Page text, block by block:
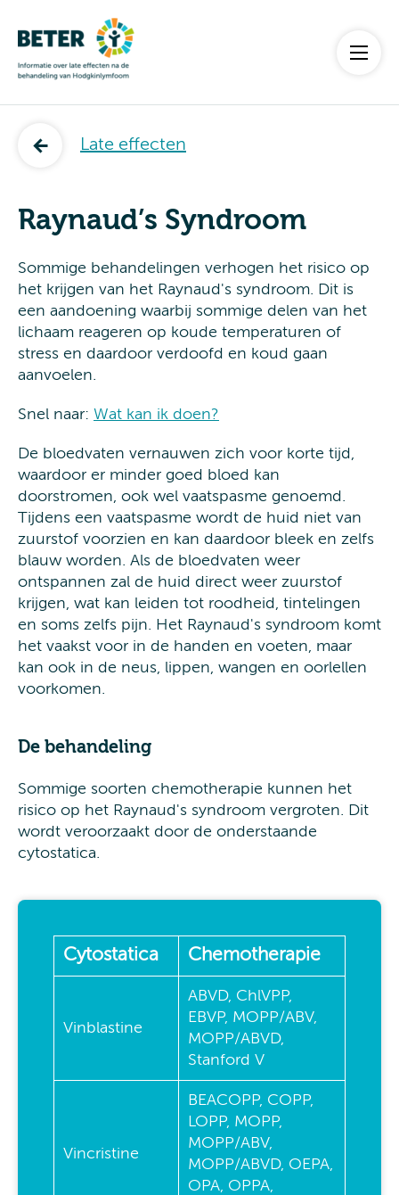
Late effecten
Raynaud’s Syndroom
Sommige behandelingen verhogen het risico op
het krijgen van het Raynaud's syndroom. Dit is
een aandoening waarbij sommige delen van het
lichaam reageren op koude temperaturen of
stress en daardoor verdoofd en koud gaan
aanvoelen.
Snel naar: Wat kan ik doen?
De bloedvaten vernauwen zich voor korte tijd,
waardoor er minder goed bloed kan
doorstromen, ook wel vaatspasme genoemd.
Tijdens een vaatspasme wordt de huid niet van
zuurstof voorzien en kan daardoor bleek en zelfs
blauw worden. Als de bloedvaten weer
ontspannen zal de huid direct weer zuurstof
krijgen, wat kan leiden tot roodheid, tintelingen
en soms zelfs pijn. Het Raynaud's syndroom komt
het vaakst voor in de handen en voeten, maar
kan ook in de neus, lippen, wangen en oorlellen
voorkomen.
De behandeling
Sommige soorten chemotherapie kunnen het
risico op het Raynaud's syndroom vergroten. Dit
wordt veroorzaakt door de onderstaande
cytostatica.
Cytostatica Chemotherapie
Vinblastine
ABVD, ChlVPP,
EBVP, MOPP/ABV,
MOPP/ABVD,
Stanford V
Vincristine
BEACOPP, COPP,
LOPP, MOPP,
MOPP/ABV,
MOPP/ABVD, OEPA,
OPA, OPPA,